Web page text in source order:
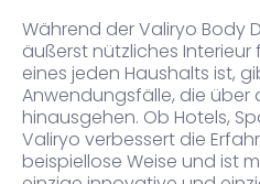
Während der Valiryo Body
äußerst nützliches
eines jeden Haushalts ist,
Anwendungsfälle, die
hinausgehen. Ob Hotels,
Valiryo verbessert die
beispiellose Weise und ist